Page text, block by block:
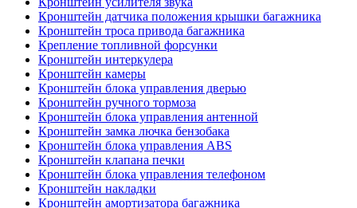
Кронштейн датчика положения крышки багажника
Кронштейн троса привода багажника
Крепление топливной форсунки
Кронштейн интеркулера
Кронштейн камеры
Кронштейн блока управления дверью
Кронштейн ручного тормоза
Кронштейн блока управления антенной
Кронштейн замка лючка бензобака
Кронштейн блока управления ABS
Кронштейн клапана печки
Кронштейн блока управления телефоном
Кронштейн накладки
Кронштейн амортизатора багажника